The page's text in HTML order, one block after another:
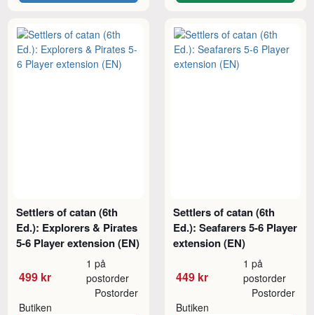
Settlers of catan (6th
Ed.): Explorers & Pirates
5-6 Player extension (EN)
499 kr
1 på
postorder
Butiken
Postorder
Settlers of catan (6th
Ed.): Seafarers 5-6 Player
extension (EN)
449 kr
1 på
postorder
Butiken
Postorder